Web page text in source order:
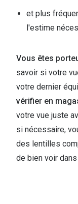
et plus
l'estime
Vous êtes
savoir si votre
votre dernier
vérifier en
votre vue juste
si nécessaire,
des lentilles
de bien voir